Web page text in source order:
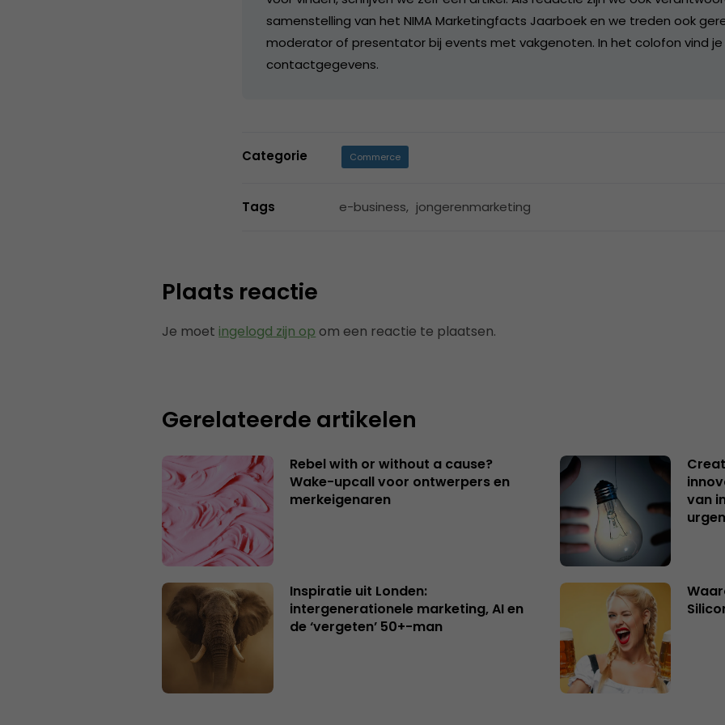
samenstelling van het NIMA Marketingfacts Jaarboek en we treden ook
moderator of presentator bij events met vakgenoten. In het colofon vind je
contactgegevens.
Categorie Commerce
Tags e-business, jongerenmarketing
Plaats reactie
Je moet ingelogd zijn op om een reactie te plaatsen.
Gerelateerde artikelen
Rebel with or without a cause?
Wake-upcall voor ontwerpers en
merkeigenaren
van
Inspiratie uit Londen:
intergenerationele marketing, AI en
de ‘vergeten’ 50+-man